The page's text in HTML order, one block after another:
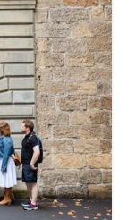
풍경을 감상하고
견하게 될 것입
사랑해 온 사람
를 접할 수 있는
능하며 고객의